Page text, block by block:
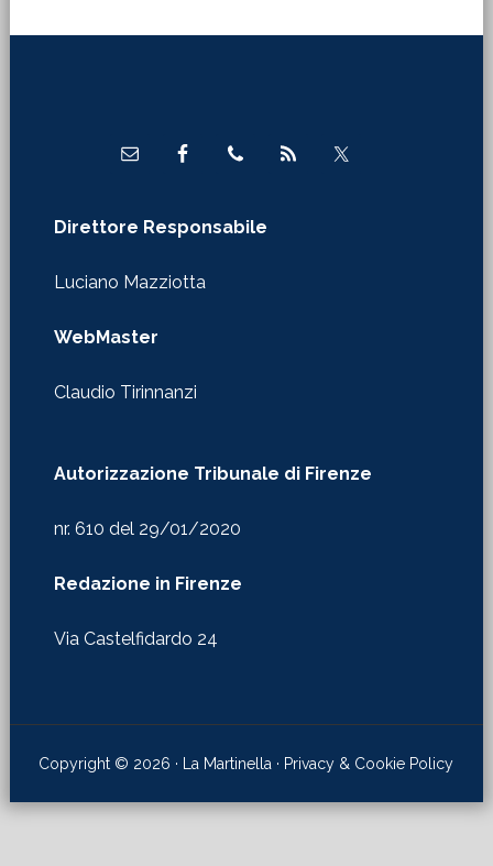
Direttore Responsabile
Luciano Mazziotta
WebMaster
Claudio Tirinnanzi
Autorizzazione Tribunale di Firenze
nr. 610 del 29/01/2020
Redazione in Firenze
Via Castelfidardo 24
Copyright © 2026 · La Martinella · Privacy & Cookie Policy